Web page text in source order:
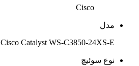
Cisco
مدل
Cisco Catalyst WS-C3850-24XS-E
نوع سوئیچ